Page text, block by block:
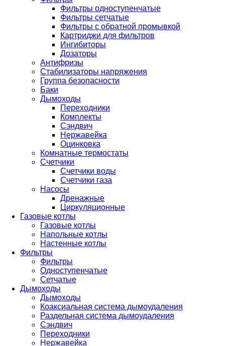
Фильтры одноступенчатые
Фильтры сетчатые
Фильтры с обратной промывкой
Картриджи для фильтров
Ингибиторы
Дозаторы
Антифризы
Стабилизаторы напряжения
Группа безопасности
Баки
Дымоходы
Переходники
Комплекты
Сэндвич
Нержавейка
Оцинковка
Комнатные термостаты
Счетчики
Счетчики воды
Счетчики газа
Насосы
Дренажные
Циркуляционные
Газовые котлы
Газовые котлы
Напольные котлы
Настенные котлы
Фильтры
Фильтры
Одноступенчатые
Сетчатые
Дымоходы
Дымоходы
Коаксиальная система дымоудаления
Раздельная система дымоудаления
Сэндвич
Переходники
Нержавейка